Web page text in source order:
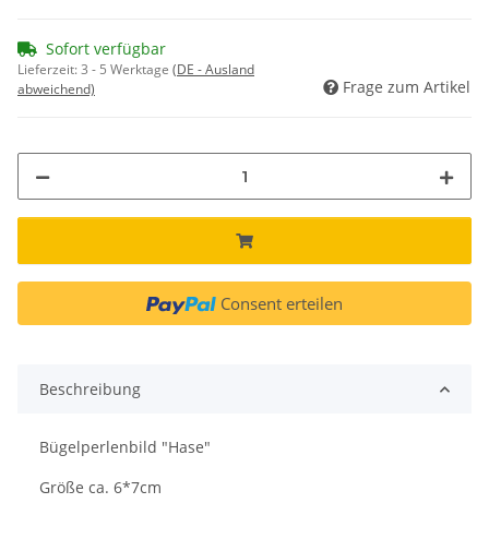
Sofort verfügbar
Lieferzeit:3 - 5 Werktage (DE - Ausland
abweichend)
Frage zum Artikel
Consent erteilen
Beschreibung
Bügelperlenbild "Hase"
Größe ca. 6*7cm